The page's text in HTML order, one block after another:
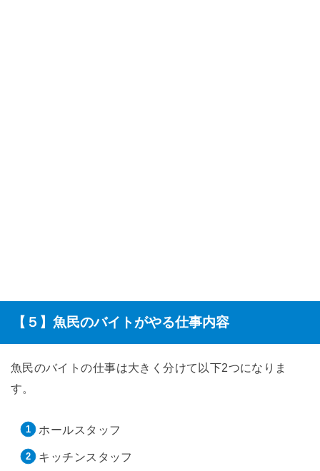
【５】魚民のバイトがやる仕事内容
魚民のバイトの仕事は大きく分けて以下2つになりま
す。
ホールスタッフ
キッチンスタッフ